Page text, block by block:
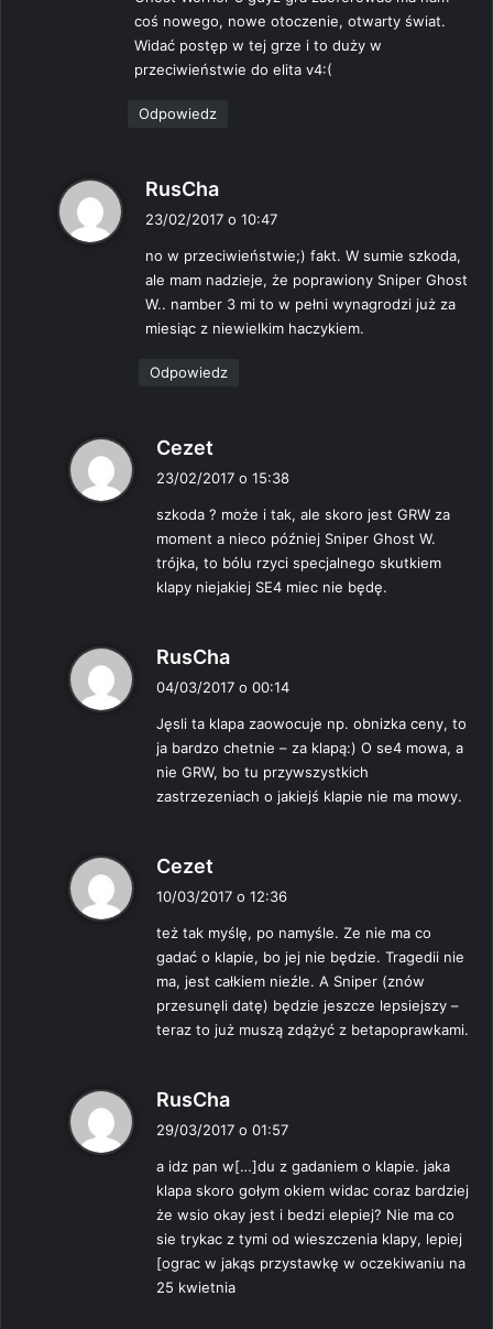
:
coś nowego, nowe otoczenie, otwarty świat.
Widać postęp w tej grze i to duży w
przeciwieństwie do elita v4:(
Odpowiedz
RusCha
z
e
23/02/2017 o 10:47
no w przeciwieństwie;) fakt. W sumie szkoda,
ale mam nadzieje, że poprawiony Sniper Ghost
W.. namber 3 mi to w pełni wynagrodzi już za
miesiąc z niewielkim haczykiem.
Odpowiedz
Cezet
z
e
:
23/02/2017 o 15:38
szkoda ? może i tak, ale skoro jest GRW za
moment a nieco później Sniper Ghost W.
trójka, to bólu rzyci specjalnego skutkiem
klapy niejakiej SE4 miec nie będę.
RusCha
z
e
:
04/03/2017 o 00:14
Jęsli ta klapa zaowocuje np. obnizka ceny, to
ja bardzo chetnie – za klapą:) O se4 mowa, a
nie GRW, bo tu przywszystkich
zastrzezeniach o jakiejś klapie nie ma mowy.
Cezet
z
e
:
10/03/2017 o 12:36
też tak myślę, po namyśle. Ze nie ma co
gadać o klapie, bo jej nie będzie. Tragedii nie
ma, jest całkiem nieźle. A Sniper (znów
przesunęli datę) będzie jeszcze lepsiejszy –
teraz to już muszą zdążyć z betapoprawkami.
RusCha
z
e
:
29/03/2017 o 01:57
a idz pan w[…]du z gadaniem o klapie. jaka
klapa skoro gołym okiem widac coraz bardziej
że wsio okay jest i bedzi elepiej? Nie ma co
sie trykac z tymi od wieszczenia klapy, lepiej
[ograc w jakąs przystawkę w oczekiwaniu na
25 kwietnia